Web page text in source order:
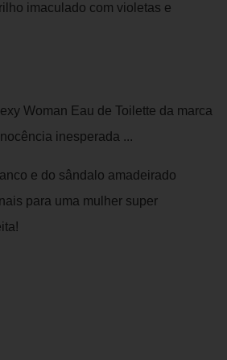
imaculado com violetas e
Woman Eau de Toilette da marca
inesperada ...
e do sândalo amadeirado
para uma mulher super